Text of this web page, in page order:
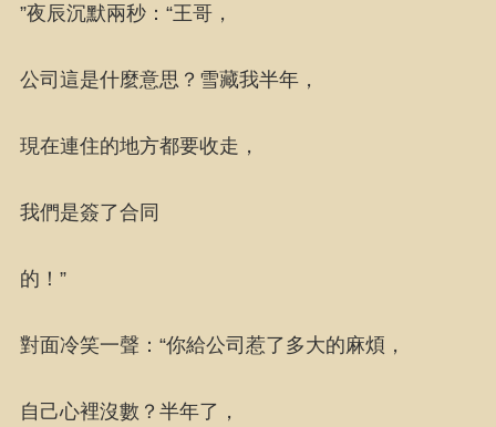
”夜辰沉默兩秒：“王哥，
公司這是什麼意思？雪藏我半年，
現在連住的地方都要收走，
我們是簽了合同
的！”
對面冷笑一聲：“你給公司惹了多大的麻煩，
自己心裡沒數？半年了，